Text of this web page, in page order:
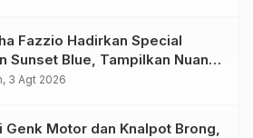
Fazzio Hadirkan Special
Sunset Blue, Tampilkan Nuansa
yang Semakin Skena
3 Agt 2026
Genk Motor dan Knalpot Brong,